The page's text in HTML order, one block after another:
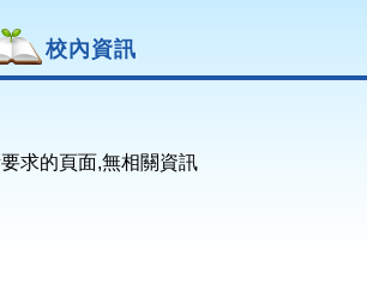
校內資訊
求的頁面,無相關資訊